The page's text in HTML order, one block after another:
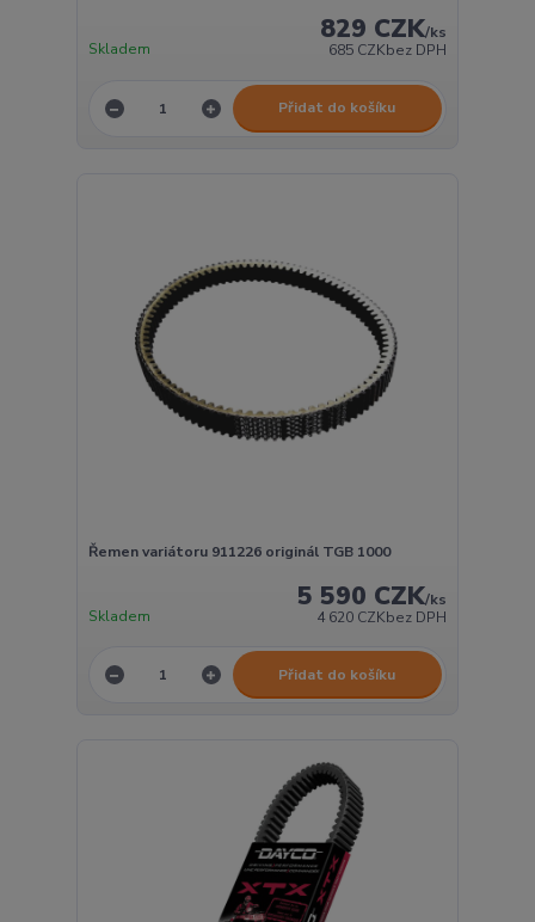
829 CZK/ks
685 CZKbez DPH
Skladem
Přidat do košíku
Řemen variátoru 911226 originál TGB 1000
5 590 CZK/ks
4 620 CZKbez DPH
Skladem
Přidat do košíku